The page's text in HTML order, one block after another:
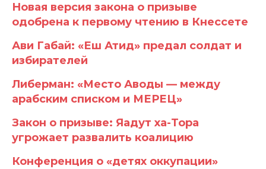
Новая версия закона о призыве
одобрена к первому чтению в Кнессете
Ави Габай: «Еш Атид» предал солдат и
избирателей
Либерман: «Место Аводы — между
арабским списком и МЕРЕЦ»
Закон о призыве: Яадут ха-Тора
угрожает развалить коалицию
Конференция о «детях оккупации»